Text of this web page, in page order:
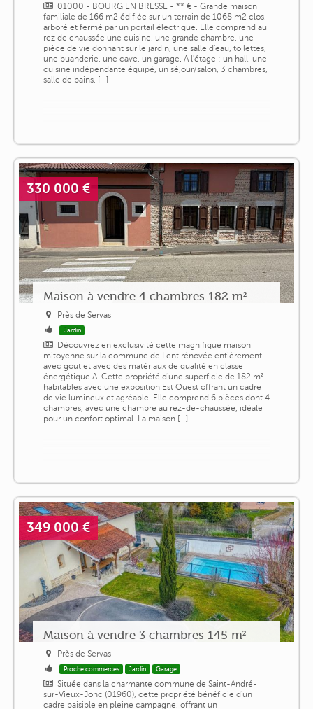
01000 - BOURG EN BRESSE - ** € - Grande maison
familiale de 166 m2 édifiée sur un terrain de 1068 m2 clos,
arboré et fermé par un portail électrique. Elle comprend au
rez de chaussée une cuisine, une grande chambre, une
pièce de vie donnant sur le jardin, une salle d'eau, toilettes,
une buanderie, une cave, un garage. A l'étage : un hall, une
cuisine indépendante équipé, un séjour/salon, 3 chambres,
salle de bains, [...]
330 000 €
Maison à vendre 4 chambres 182 m²
Près de Servas
Jardin
Découvrez en exclusivité cette magnifique maison
mitoyenne sur la commune de Lent rénovée entièrement
avec gout et avec des matériaux de qualité en classe
énergétique A. Cette propriété d'une superficie de 182 m²
habitables avec une exposition Est Ouest offrant un cadre
de vie lumineux et agréable. Elle comprend 6 pièces dont 4
chambres, avec une chambre au rez-de-chaussée, idéale
pour un confort optimal. La maison [...]
349 000 €
Maison à vendre 3 chambres 145 m²
Près de Servas
Proche commerces Jardin Garage
Située dans la charmante commune de Saint-André-
sur-Vieux-Jonc (01960), cette propriété bénéficie d'un
cadre paisible en pleine campagne, offrant un